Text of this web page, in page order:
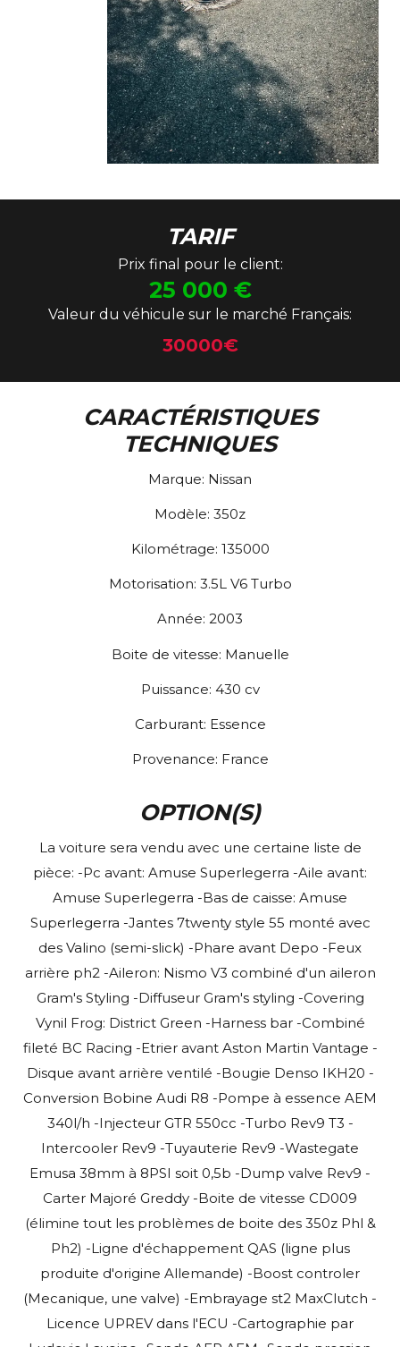
TARIF
Prix final pour le client:
25 000 €
Valeur du véhicule sur le marché Français:
30000€
CARACTÉRISTIQUES
TECHNIQUES
Marque: Nissan
Modèle: 350z
Kilométrage: 135000
Motorisation: 3.5L V6 Turbo
Année: 2003
Boite de vitesse: Manuelle
Puissance: 430 cv
Carburant: Essence
Provenance: France
OPTION(S)
La voiture sera vendu avec une certaine liste de
pièce: -Pc avant: Amuse Superlegerra -Aile avant:
Amuse Superlegerra -Bas de caisse: Amuse
Superlegerra -Jantes 7twenty style 55 monté avec
des Valino (semi-slick) -Phare avant Depo -Feux
arrière ph2 -Aileron: Nismo V3 combiné d'un aileron
Gram's Styling -Diffuseur Gram's styling -Covering
Vynil Frog: District Green -Harness bar -Combiné
fileté BC Racing -Etrier avant Aston Martin Vantage -
Disque avant arrière ventilé -Bougie Denso IKH20 -
Conversion Bobine Audi R8 -Pompe à essence AEM
340l/h -Injecteur GTR 550cc -Turbo Rev9 T3 -
Intercooler Rev9 -Tuyauterie Rev9 -Wastegate
Emusa 38mm à 8PSI soit 0,5b -Dump valve Rev9 -
Carter Majoré Greddy -Boite de vitesse CD009
(élimine tout les problèmes de boite des 350z Phl &
Ph2) -Ligne d'échappement QAS (ligne plus
produite d'origine Allemande) -Boost controler
(Mecanique, une valve) -Embrayage st2 MaxClutch -
Licence UPREV dans l'ECU -Cartographie par